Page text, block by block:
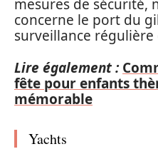
mesures de sécurité,
concerne le port du
surveillance régulière
Lire également :
fête pour enfants
mémorable
Yachts